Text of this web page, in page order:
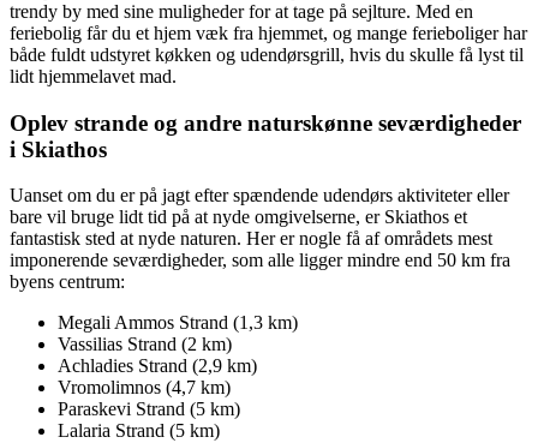
trendy by med sine muligheder for at tage på sejlture. Med en
feriebolig får du et hjem væk fra hjemmet, og mange ferieboliger har
både fuldt udstyret køkken og udendørsgrill, hvis du skulle få lyst til
lidt hjemmelavet mad.
Oplev strande og andre naturskønne seværdigheder
i Skiathos
Uanset om du er på jagt efter spændende udendørs aktiviteter eller
bare vil bruge lidt tid på at nyde omgivelserne, er Skiathos et
fantastisk sted at nyde naturen. Her er nogle få af områdets mest
imponerende seværdigheder, som alle ligger mindre end 50 km fra
byens centrum:
Megali Ammos Strand (1,3 km)
Vassilias Strand (2 km)
Achladies Strand (2,9 km)
Vromolimnos (4,7 km)
Paraskevi Strand (5 km)
Lalaria Strand (5 km)